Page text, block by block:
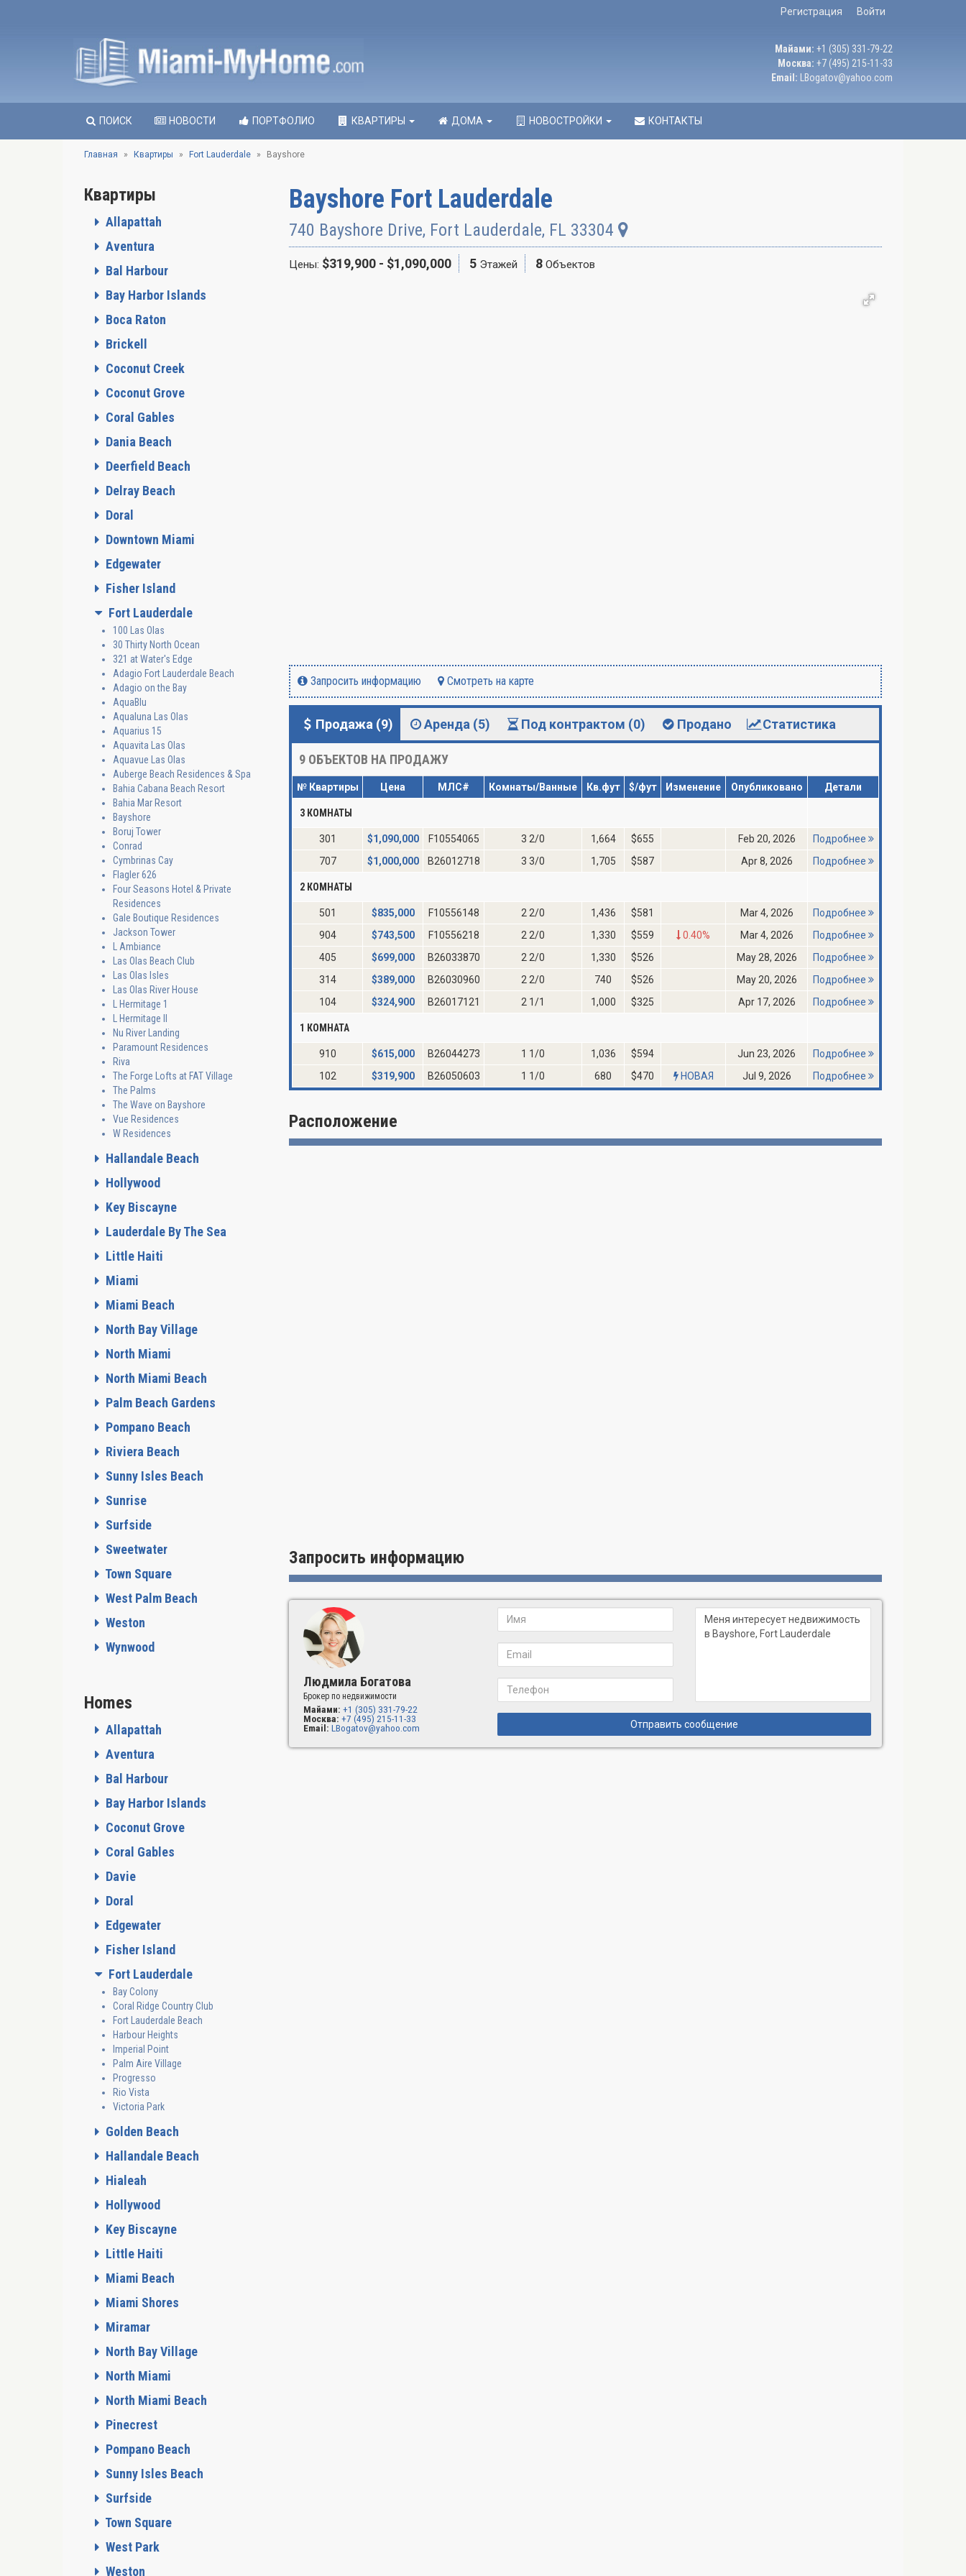
Регистрация Войти
Майами: +1 (305) 331-79-22
Москва: +7 (495) 215-11-33
Email:
LBogatov@yahoo.com
ПОИСК НОВОСТИ ПОРТФОЛИО КВАРТИРЫ ДОМА НОВОСТРОЙКИ КОНТАКТЫ
Главная Квартиры Fort Lauderdale Bayshore
Bayshore Fort Lauderdale
740 Bayshore Drive, Fort Lauderdale, FL 33304
Цены: $319,900 - $1,090,000 5 Этажей 8 Объектов
Запросить информацию Смотреть на карте
Продажа (9) Аренда (5) Под контрактом (0) Продано Статистика
9 ОБЪЕКТОВ НА ПРОДАЖУ
№ Квартиры Цена МЛС# Комнаты/Ванные Кв.фут $/фут Изменение Опубликовано Детали
3 КОМНАТЫ
301 $1,090,000 F10554065 3 2/0 1,664 $655 Feb 20, 2026
Подробнее
707
$1,000,000 B26012718 3 3/0 1,705 $587 Apr 8, 2026 Подробнее
2 КОМНАТЫ
501 $835,000 F10556148 2 2/0 1,436 $581 Mar 4, 2026
Подробнее
904
$743,500 F10556218 2 2/0 1,330 $559 0.40% Mar 4, 2026
Подробнее
405
$699,000 B26033870 2 2/0 1,330 $526 May 28, 2026
Подробнее
314
$389,000 B26030960 2 2/0 740 $526 May 20, 2026
Подробнее
104
$324,900 B26017121 2 1/1 1,000 $325 Apr 17, 2026 Подробнее
1 КОМНАТА
910 $615,000 B26044273 1 1/0 1,036 $594 Jun 23, 2026
Подробнее
102
$319,900 B26050603 1 1/0 680 $470 НОВАЯ Jul 9, 2026 Подробнее
Расположение
Запросить информацию
Людмила Богатова
Брокер по недвижимости
Майами: +1 (305) 331-79-22
Москва: +7 (495) 215-11-33
Email: LBogatov@yahoo.com Отправить сообщение
Квартиры
Allapattah
Aventura
Bal Harbour
Bay Harbor Islands
Boca Raton
Brickell
Coconut Creek
Coconut Grove
Coral Gables
Dania Beach
Deerfield Beach
Delray Beach
Doral
Downtown Miami
Edgewater
Fisher Island
Fort Lauderdale
100 Las Olas
30 Thirty North Ocean
321 at Water's Edge
Adagio Fort Lauderdale Beach
Adagio on the Bay
AquaBlu
Aqualuna Las Olas
Aquarius 15
Aquavita Las Olas
Aquavue Las Olas
Auberge Beach Residences & Spa
Bahia Cabana Beach Resort
Bahia Mar Resort
Bayshore
Boruj Tower
Conrad
Cymbrinas Cay
Flagler 626
Four Seasons Hotel & Private
Residences
Gale Boutique Residences
Jackson Tower
L Ambiance
Las Olas Beach Club
Las Olas Isles
Las Olas River House
L Hermitage 1
L Hermitage II
Nu River Landing
Paramount Residences
Riva
The Forge Lofts at FAT Village
The Palms
The Wave on Bayshore
Vue Residences
W Residences
Hallandale Beach
Hollywood
Key Biscayne
Lauderdale By The Sea
Little Haiti
Miami
Miami Beach
North Bay Village
North Miami
North Miami Beach
Palm Beach Gardens
Pompano Beach
Riviera Beach
Sunny Isles Beach
Sunrise
Surfside
Sweetwater
Town Square
West Palm Beach
Weston
Wynwood
Homes
Allapattah
Aventura
Bal Harbour
Bay Harbor Islands
Coconut Grove
Coral Gables
Davie
Doral
Edgewater
Fisher Island
Fort Lauderdale
Bay Colony
Coral Ridge Country Club
Fort Lauderdale Beach
Harbour Heights
Imperial Point
Palm Aire Village
Progresso
Rio Vista
Victoria Park
Golden Beach
Hallandale Beach
Hialeah
Hollywood
Key Biscayne
Little Haiti
Miami Beach
Miami Shores
Miramar
North Bay Village
North Miami
North Miami Beach
Pinecrest
Pompano Beach
Sunny Isles Beach
Surfside
Town Square
West Park
Weston